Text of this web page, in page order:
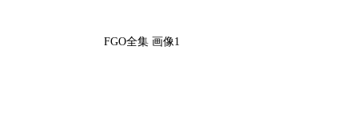
FGO全集 画像1